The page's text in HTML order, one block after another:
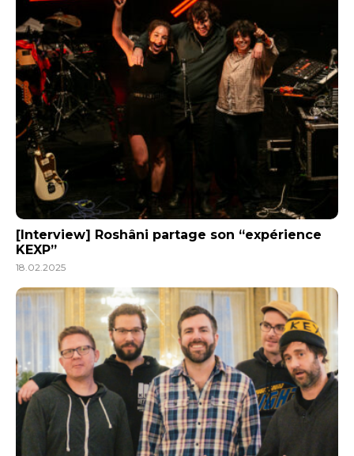
[Interview] Roshâni partage son “expérience
KEXP”
18.02.2025